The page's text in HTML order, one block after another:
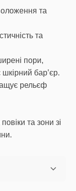
та
та
пори,
бар’єр.
рельєф
та зони зі